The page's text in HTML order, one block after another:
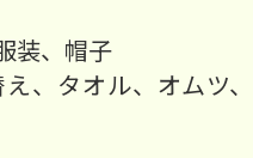
装、帽子
、タオル、オムツ、